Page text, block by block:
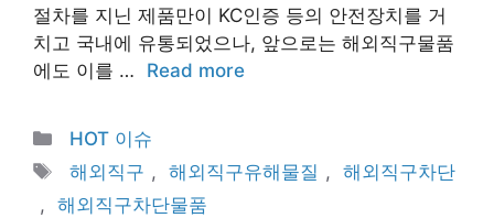
절차를 지닌 제품만이 KC인증 등의 안전장치를 거
치고 국내에 유통되었으나, 앞으로는 해외직구물품
에도 이를 …
Read more
Categories
HOT 이슈
Tags
해외직구 , 해외직구유해물질 ,
해외직구차단
, 해외직구차단물품